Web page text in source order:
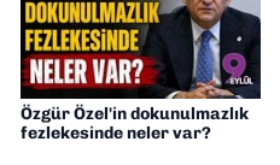
Özgür Özel'in dokunulmazlık
fezlekesinde neler var?